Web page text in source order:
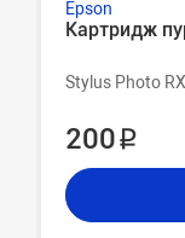
Epson
Картридж
Stylus Photo
200 ₽